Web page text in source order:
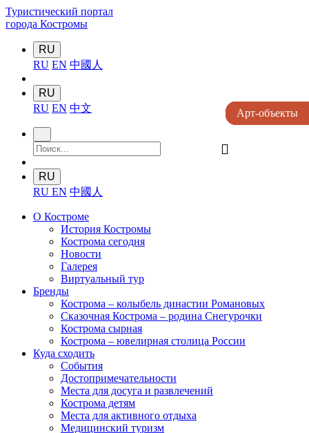
Туристический портал
города Костромы
RU
RU EN 中國人
RU
RU EN 中文
󰍉
RU
RU EN 中國人
О Костроме
История Костромы
Кострома сегодня
Новости
Галерея
Виртуальный тур
Бренды
Кострома – колыбель династии Романовых
Сказочная Кострома – родина Снегурочки
Кострома сырная
Кострома – ювелирная столица России
Куда сходить
События
Достопримечательности
Места для досуга и развлечений
Кострома детям
Места для активного отдыха
Медицинский туризм
Арт-объекты
Арт-объекты
Арт-объекты
Арт-объекты
Арт-объекты